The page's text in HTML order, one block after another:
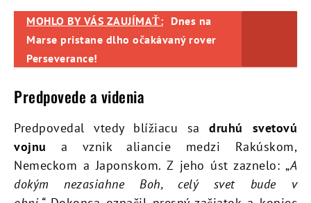
MOHLO BY VÁS ZAUJÍMAŤ: Dnes na
Marse pristane dlho očakávaný rover
Perseverance!
Predpovede a videnia
Predpovedal vtedy blížiacu sadruhú svetovú
vojnu a vznik aliancie medzi Rakúskom,
Nemeckom a Japonskom. Z jeho úst zaznelo: „A
dokým nezasiahne Boh, celý svet bude v